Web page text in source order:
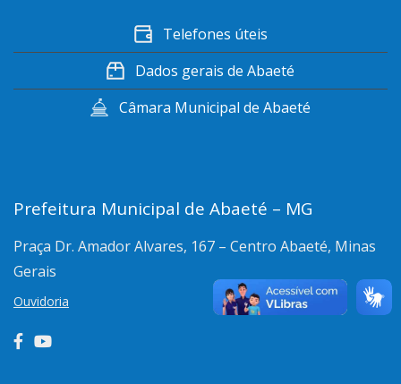
Telefones úteis
Dados gerais de Abaeté
Câmara Municipal de Abaeté
Prefeitura Municipal de Abaeté – MG
Praça Dr. Amador Alvares, 167 – Centro Abaeté, Minas
Gerais
Ouvidoria